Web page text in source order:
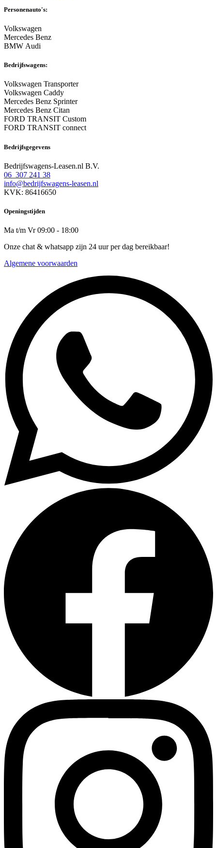
Personenauto's:
Volkswagen
Mercedes Benz
BMW Audi
Bedrijfswagens:
Volkswagen Transporter
Volkswagen Caddy
Mercedes Benz Sprinter
Mercedes Benz Citan
FORD TRANSIT Custom
FORD TRANSIT connect
Bedrijfsgegevens
Bedrijfswagens-Leasen.nl B.V.
06 307 241 38
info@bedrijfswagens-leasen.nl
KVK: 86416650
Openingstijden
Ma t/m Vr 09:00 - 18:00
Onze chat & whatsapp zijn 24 uur per dag bereikbaar!
Algemene voorwaarden